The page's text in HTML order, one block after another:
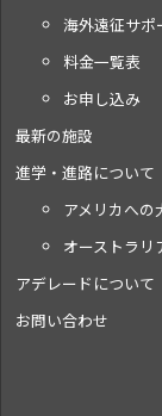
海外遠征サポ
料金一覧表
お申し込み
最新の施設
進学・進路について
アメリカへの
オーストラ
アデレードについて
お問い合わせ